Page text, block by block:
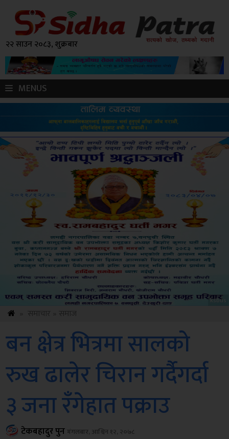
२२ साउन २०८३, शुक्रबार
MENUS
Amb
बन क्षेत्र भित्रमा सालको
रुख ढालेर चिरान गर्दैगर्दा
३ जना रँगेहात पक्राउ
टेकबहादुर पुनमंगलबार, आश्विन १२, २०७८